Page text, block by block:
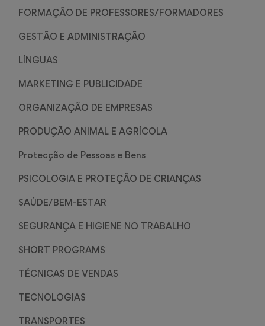
FORMAÇÃO DE PROFESSORES/FORMADORES
GESTÃO E ADMINISTRAÇÃO
LÍNGUAS
MARKETING E PUBLICIDADE
ORGANIZAÇÃO DE EMPRESAS
PRODUÇÃO ANIMAL E AGRÍCOLA
Protecção de Pessoas e Bens
PSICOLOGIA E PROTEÇÃO DE CRIANÇAS
SAÚDE/BEM-ESTAR
SEGURANÇA E HIGIENE NO TRABALHO
SHORT PROGRAMS
TÉCNICAS DE VENDAS
TECNOLOGIAS
TRANSPORTES